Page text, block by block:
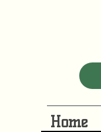
Home